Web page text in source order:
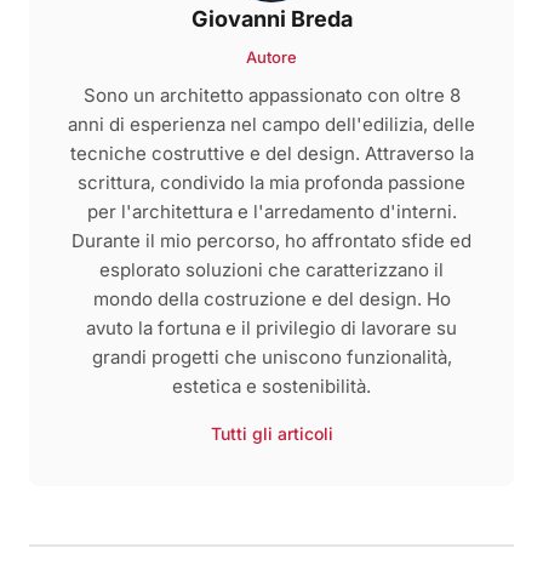
Giovanni Breda
Autore
Sono un architetto appassionato con oltre 8
anni di esperienza nel campo dell'edilizia, delle
tecniche costruttive e del design. Attraverso la
scrittura, condivido la mia profonda passione
per l'architettura e l'arredamento d'interni.
Durante il mio percorso, ho affrontato sfide ed
esplorato soluzioni che caratterizzano il
mondo della costruzione e del design. Ho
avuto la fortuna e il privilegio di lavorare su
grandi progetti che uniscono funzionalità,
estetica e sostenibilità.
Tutti gli articoli